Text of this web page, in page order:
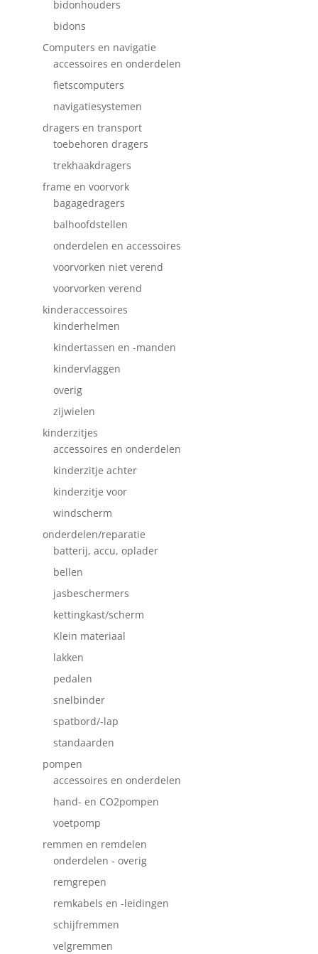
bidonhouders
bidons
Computers en navigatie
accessoires en onderdelen
fietscomputers
navigatiesystemen
dragers en transport
toebehoren dragers
trekhaakdragers
frame en voorvork
bagagedragers
balhoofdstellen
onderdelen en accessoires
voorvorken niet verend
voorvorken verend
kinderaccessoires
kinderhelmen
kindertassen en -manden
kindervlaggen
overig
zijwielen
kinderzitjes
accessoires en onderdelen
kinderzitje achter
kinderzitje voor
windscherm
onderdelen/reparatie
batterij, accu, oplader
bellen
jasbeschermers
kettingkast/scherm
Klein materiaal
lakken
pedalen
snelbinder
spatbord/-lap
standaarden
pompen
accessoires en onderdelen
hand- en CO2pompen
voetpomp
remmen en remdelen
onderdelen - overig
remgrepen
remkabels en -leidingen
schijfremmen
velgremmen